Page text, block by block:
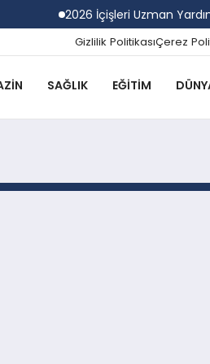
2026 İçişleri Uzman
Gizlilik PolitikasıÇerez
SAĞLIK EĞITIM